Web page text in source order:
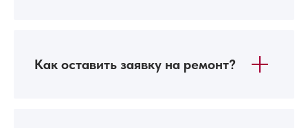
Как оставить заявку на ремонт?